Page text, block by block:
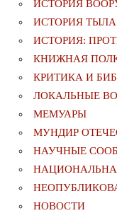
ИСТОРИЯ
ИСТОРИЯ ТЫЛА
ИСТОРИЯ:
КНИЖНАЯ
КРИТИКА И
ЛОКАЛЬНЫЕ
МЕМУАРЫ
МУНДИР
НАУЧНЫЕ
НОВОСТИ